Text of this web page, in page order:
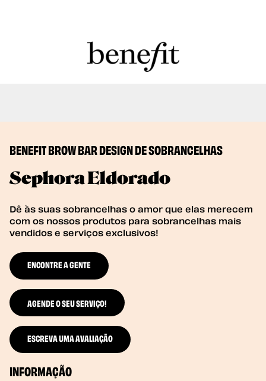
BENEFIT BROW BAR DESIGN DE SOBRANCELHAS
Sephora Eldorado
Dê às suas sobrancelhas o amor que elas merecem
com os nossos produtos para sobrancelhas mais
vendidos e serviços exclusivos!
ENCONTRE A GENTE
AGENDE O SEU SERVIÇO!
ESCREVA UMA AVALIAÇÃO
INFORMAÇÃO